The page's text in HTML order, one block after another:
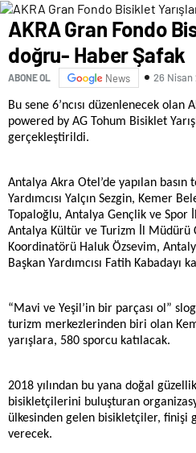
AKRA Gran Fondo
doğru- Haber Şafak
ABONE OL News 26 Nisan
Bu sene 6’ncısı düzenlenecek olan
powered by AG Tohum Bisiklet
gerçekleştirildi.
Antalya Akra Otel’de yapılan basın
Yardımcısı Yalçın Sezgin, Kemer
Topaloğlu, Antalya Gençlik ve Spor
Antalya Kültür ve Turizm İl Müdürü
Koordinatörü Haluk Özsevim,
Başkan Yardımcısı Fatih Kabadayı
“Mavi ve Yeşil’in bir parçası ol”
turizm merkezlerinden biri olan
yarışlara, 580 sporcu katılacak.
2018 yılından bu yana doğal
bisikletçilerini buluşturan
ülkesinden gelen bisikletçiler, finişi
verecek.